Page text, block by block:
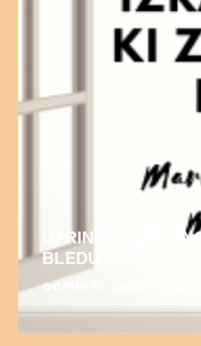
UTRINEK
BLEDU 2022
admin